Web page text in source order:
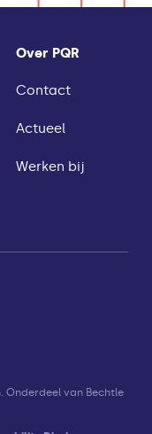
Over PQR
Contact
Actueel
Werken bij
Onderdeel van Bechtle